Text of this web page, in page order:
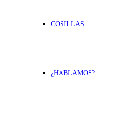
COSILLAS …
¿HABLAMOS?